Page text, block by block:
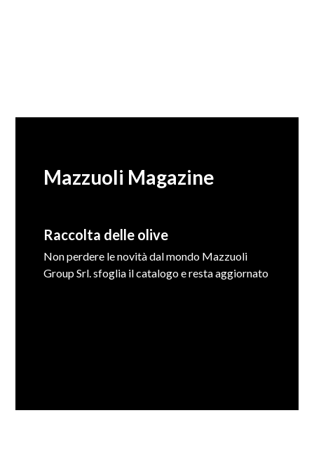
Mazzuoli Magazine
Raccolta delle olive
Non perdere le novità dal mondo Mazzuoli
Group Srl. sfoglia il catalogo e resta aggiornato